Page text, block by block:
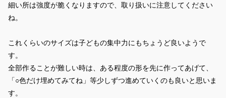
細い所は強度が脆くなりますので、取り扱いに注意してください
ね。
これくらいのサイズは子どもの集中力にもちょうど良いようで
す。
全部作ることが難しい時は、ある程度の形を先に作ってあげて、
「○色だけ埋めてみてね」等少しずつ進めていくのも良いと思いま
す。